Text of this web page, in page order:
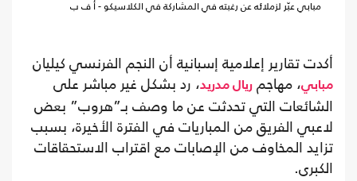
مبابي عبّر لزملائه عن رغبته في المشاركة في الكلاسيكو - أ ف ب
أكدت تقارير إعلامية إسبانية أن النجم الفرنسي كيليان
مبابي، مهاجم ريال مدريد، رد بشكل غير مباشر على
الشائعات التي تحدثت عن ما وصف بـ”هروب” بعض
لاعبي الفريق من المباريات في الفترة الأخيرة، بسبب
تزايد المخاوف من الإصابات مع اقتراب الاستحقاقات
الكبرى.